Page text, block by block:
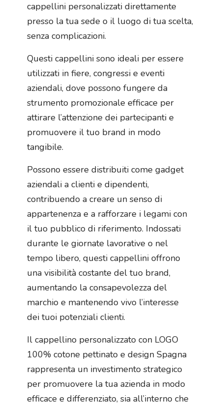
cappellini personalizzati direttamente
presso la tua sede o il luogo di tua scelta,
senza complicazioni.
Questi cappellini sono ideali per essere
utilizzati in fiere, congressi e eventi
aziendali, dove possono fungere da
strumento promozionale efficace per
attirare l’attenzione dei partecipanti e
promuovere il tuo brand in modo
tangibile.
Possono essere distribuiti come gadget
aziendali a clienti e dipendenti,
contribuendo a creare un senso di
appartenenza e a rafforzare i legami con
il tuo pubblico di riferimento. Indossati
durante le giornate lavorative o nel
tempo libero, questi cappellini offrono
una visibilità costante del tuo brand,
aumentando la consapevolezza del
marchio e mantenendo vivo l’interesse
dei tuoi potenziali clienti.
Il cappellino personalizzato con LOGO
100% cotone pettinato e design Spagna
rappresenta un investimento strategico
per promuovere la tua azienda in modo
efficace e differenziato, sia all’interno che